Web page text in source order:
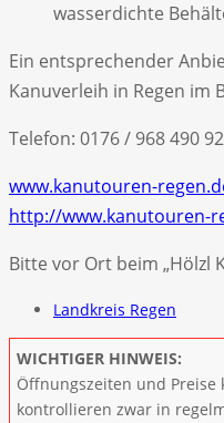
wasserdichte
Ein entsprechender
Kanuverleih in Regen im
Telefon: 0176 / 968 490 92
www.kanutouren-
http://www.kanutouren-
Bitte vor Ort beim „Hölzl
Landkreis Regen
WICHTIGER HINWEIS:
Öffnungszeiten und
kontrollieren zwar in